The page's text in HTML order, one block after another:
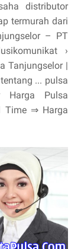
distributor
termurah dari
– PT
›
Tanjungselor |
... pulsa
Harga Pulsa
Time ⇒ Harga